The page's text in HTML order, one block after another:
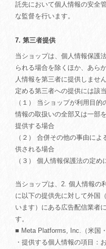
託先において個人情報の安全
な監督を行います。
7. 第三者提供
当ショップは、個人情報保護
られる場合を除くほか、あら
人情報を第三者に提供しませ
定める第三者への提供には該
（１） 当ショップが利用目
情報の取扱いの全部又は一部
提供する場合
（２） 合併その他の事由に
供される場合
（３） 個人情報保護法の定
当ショップは、2. 個人情報の
に以下の提供先に対して外国
います）にある広告配信業者
す。
■ Meta Platforms, Inc.（米国
・提供する個人情報の項目：